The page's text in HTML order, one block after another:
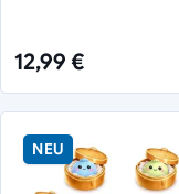
12,99 €
NEU